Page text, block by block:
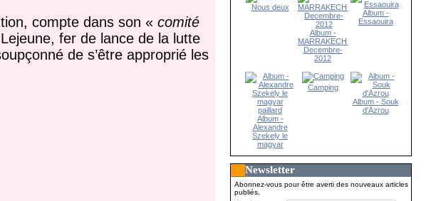
compte dans son « comité
fer de lance de la lutte
de s’être approprié les
Nous deux
Album -
MARRAKECH-
Decembre-
2012
Album -
Essaouira
Album -
Alexandre
Szekely le
magyar
Camping
Album - Souk
d'Azrou
Newsletter
Abonnez-vous pour être averti des nouveaux articles
publiés.